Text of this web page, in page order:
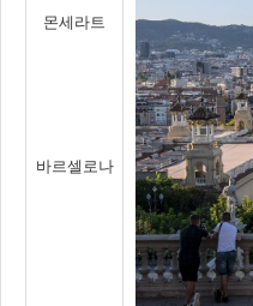
몬세라트
바르셀로나